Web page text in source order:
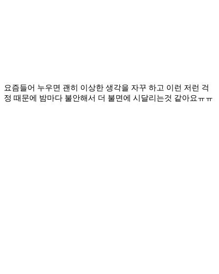
요즘들어 누우면 괜히 이상한 생각을 자꾸 하고 이런 저런 걱
정 때문에 밤마다 불안해서 더 불면에 시달리는것 같아요ㅠㅠ